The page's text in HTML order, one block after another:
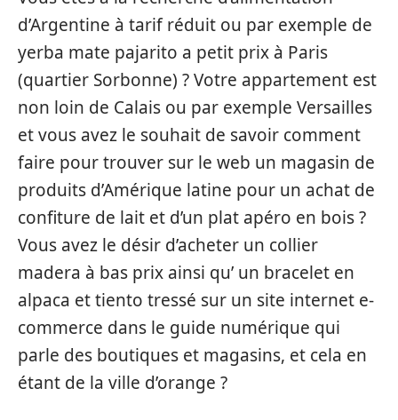
d’Argentine à tarif réduit ou par exemple de
yerba mate pajarito a petit prix à Paris
(quartier Sorbonne) ? Votre appartement est
non loin de Calais ou par exemple Versailles
et vous avez le souhait de savoir comment
faire pour trouver sur le web un magasin de
produits d’Amérique latine pour un achat de
confiture de lait et d’un plat apéro en bois ?
Vous avez le désir d’acheter un collier
madera à bas prix ainsi qu’ un bracelet en
alpaca et tiento tressé sur un site internet e-
commerce dans le guide numérique qui
parle des boutiques et magasins, et cela en
étant de la ville d’orange ?